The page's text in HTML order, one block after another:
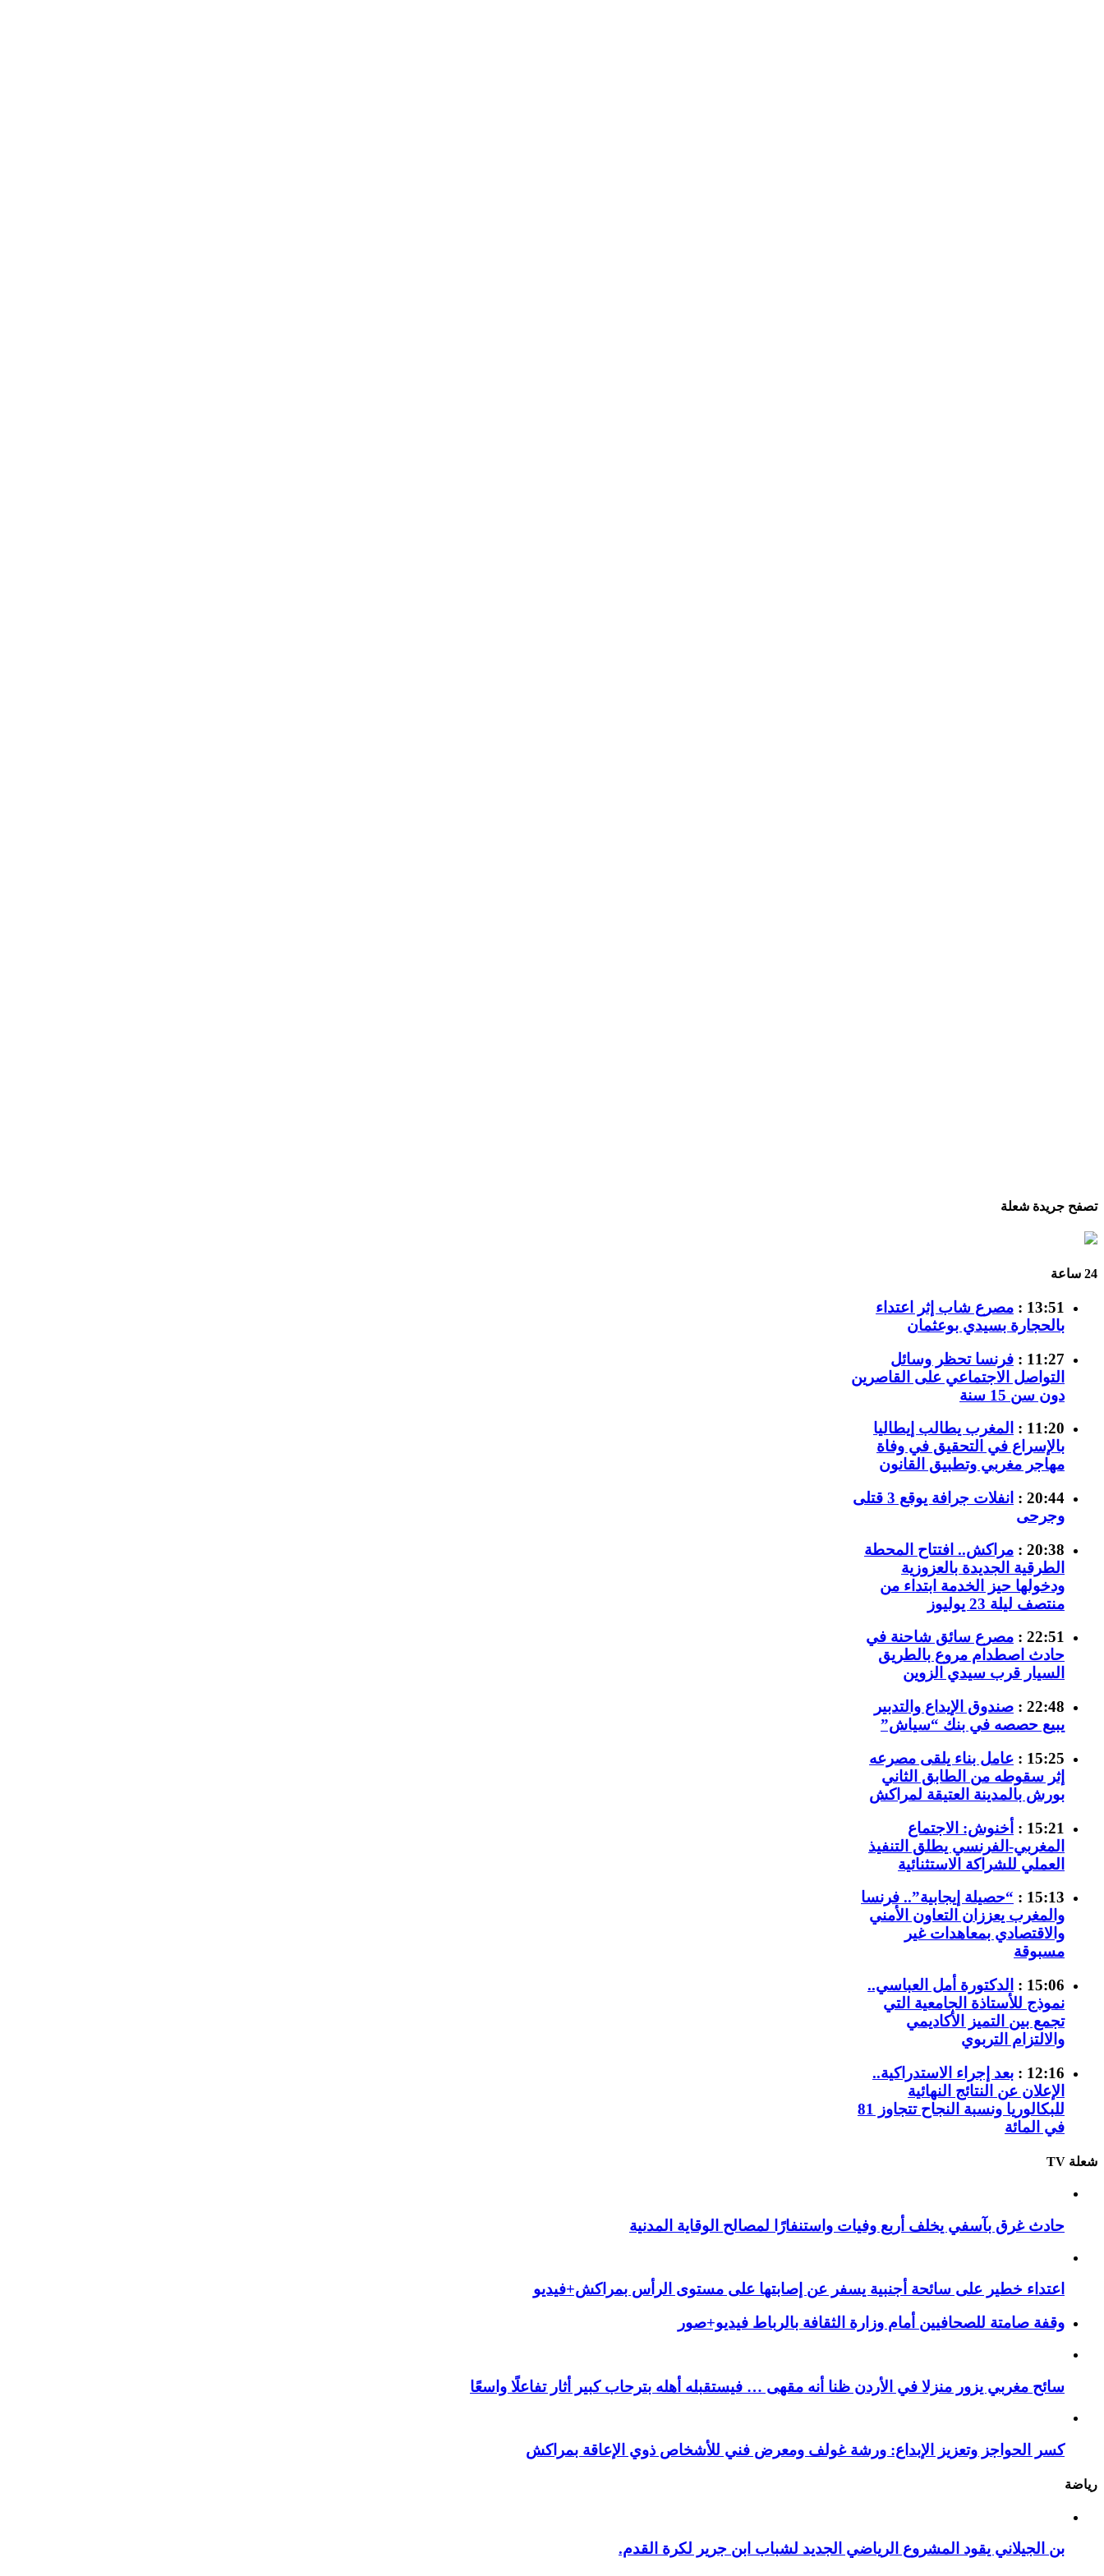
تصفح جريدة شعلة
24 ساعة
13:51 :
مصرع شاب إثر اعتداء
بالحجارة بسيدي بوعثمان
11:27 :
فرنسا تحظر وسائل
التواصل الاجتماعي على القاصرين
دون سن 15 سنة
11:20 :
المغرب يطالب إيطاليا
بالإسراع في التحقيق في وفاة
مهاجر مغربي وتطبيق القانون
20:44 :
انفلات جرافة يوقع 3 قتلى
وجرحى
20:38 :
مراكش.. افتتاح المحطة
الطرقية الجديدة بالعزوزية
ودخولها حيز الخدمة ابتداء من
منتصف ليلة 23 يوليوز
22:51 :
مصرع سائق شاحنة في
حادث اصطدام مروع بالطريق
السيار قرب سيدي الزوين
22:48 :
صندوق الإيداع والتدبير
يبيع حصصه في بنك “سياش”
15:25 :
عامل بناء يلقى مصرعه
إثر سقوطه من الطابق الثاني
بورش بالمدينة العتيقة لمراكش
15:21 :
أخنوش: الاجتماع
المغربي-الفرنسي يطلق التنفيذ
العملي للشراكة الاستثنائية
15:13 :
“حصيلة إيجابية”.. فرنسا
والمغرب يعززان التعاون الأمني
والاقتصادي بمعاهدات غير
مسبوقة
15:06 :
الدكتورة أمل العباسي..
نموذج للأستاذة الجامعية التي
تجمع بين التميز الأكاديمي
والالتزام التربوي
12:16 :
بعد إجراء الاستدراكية..
الإعلان عن النتائج النهائية
للبكالوريا ونسبة النجاح تتجاوز 81
في المائة
شعلة TV
حادث غرق بآسفي يخلف أربع وفيات واستنفارًا لمصالح الوقاية المدنية
اعتداء خطير على سائحة أجنبية يسفر عن إصابتها على مستوى الرأس بمراكش+فيديو
وقفة صامتة للصحافيين أمام وزارة الثقافة بالرباط فيديو+صور
سائح مغربي يزور منزلا في الأردن ظنا أنه مقهى … فيستقبله أهله بترحاب كبير أثار تفاعلًا واسعًا
كسر الحواجز وتعزيز الإبداع: ورشة غولف ومعرض فني للأشخاص ذوي الإعاقة بمراكش
رياضة
بن الجيلاني يقود المشروع الرياضي الجديد لشباب ابن جرير لكرة القدم.